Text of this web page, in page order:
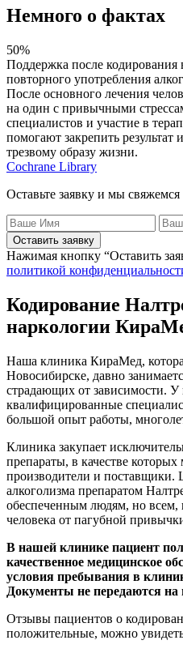
Немного о фактах
50%
Поддержка после кодирования
повторного употребления
После основного лечения
на один с привычными
специалистов и участие в
помогают закрепить
трезвому образу жизни.
Cochrane Library
Оставьте заявку и мы
Оставить заявку
Нажимая кнопку “Оставить
политикой
Кодирование
наркологии
Наша клиника КираМед,
Новосибирске, давно
страдающих от зависимости. У
квалифицированные
большой опыт работы,
Клиника закупает
препараты, в качестве
производители и поставщики.
алкоголизма препаратом
обеспеченным людям, но всем,
человека от пагубной
В нашей клинике пациент
качественное медицинское
условия пребывания в
Документы не передаются на
Отзывы пациентов о
положительные, можно